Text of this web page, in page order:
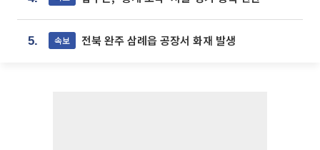
5. 속보 전북 완주 삼례읍 공장서 화재 발생